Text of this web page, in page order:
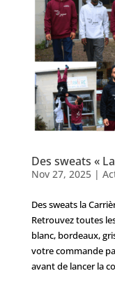
Des sweats «
Nov 27, 2025|
Des sweats la
Retrouvez toutes
blanc, bordeaux,
votre commande
avant de lancer la